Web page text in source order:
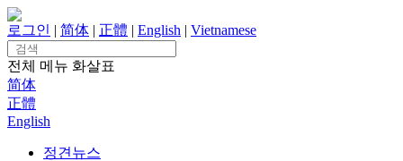
Skip
to
content
로그인 | 简体 | 正體 | English | Vietnamese
Search
for:
전체 메뉴 화살표
简体
正體
English
정견뉴스